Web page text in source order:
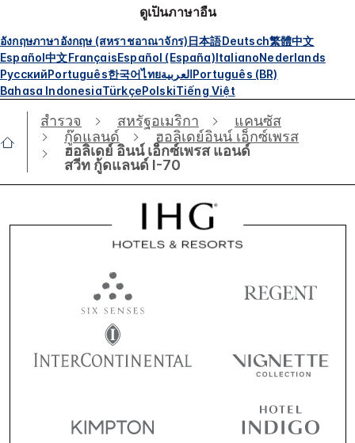
ดูเป็นภาษาอื่น
อังกฤษภาษาอังกฤษ (สหราชอาณาจักร)日本語Deutsch繁體中文
Español中文FrançaisEspañol (España)ItalianoNederlands
РусскийPortuguês한국어ไทยالعربيةPortuguês (BR)
Bahasa IndonesiaTürkçePolskiTiếng Việt
สำรวจ สหรัฐอเมริกา
แคนซัส
กู๊ดแลนด์
ฮอลิเดย์อินน์ เอ็กซ์เพรส
ฮอลิเดย์ อินน์ เอ็กซ์เพรส แอนด์
สวีท กู้ดแลนด์ I-70